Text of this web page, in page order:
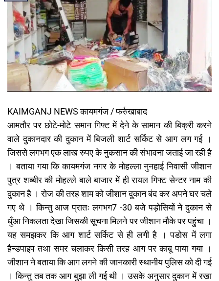
KAIMGANJ NEWS कायमगंज / फर्रुखाबाद
आमतौर पर छोटे-मोटे समान गिफ्ट में देने के सामान की बिक्री करने
वाले दुकानदार की दुकान में बिजली शार्ट सर्किट से आग लग गई ।
जिससे लगभग एक लाख रुपए के नुकसान की संभावना जताई जा रही है
। बताया गया कि कायमगंज नगर के मोहल्ला नुनहाई निवासी जीशान
पुत्र शब्बीर की मोहल्ले बाले बाजार में ही रायल गिफ्ट सेन्टर नाम की
दुकान है । रोज की तरह शाम को जीशान दूकान बंद कर अपने घर चले
गए थे । किन्तु आज प्रातः लगभग7 -30 बजे पड़ोसियों ने दुकान से
धुँआ निकलता देखा जिसकी सूचना मिलने पर जीशान मौके पर पहुंचा ।
यह समझकर कि आग शार्ट सर्किट से ही लगी है । पडोस में लगा
हैन्डपाइप तथा समर चलाकर किसी तरह आग पर काबू पाया गया ।
जीशान ने बताया कि आग लगने की जानकारी स्थानीय पुलिस को दी गई
। किन्तु तब तक आग बुझा ली गई थी । उसके अनुसार दुकान में रखा